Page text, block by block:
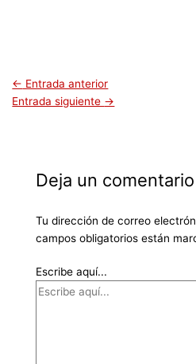
← Entrada anterior
Entrada siguiente →
Deja un comentario
Tu dirección de correo
campos obligatorios están
Escribe aquí...